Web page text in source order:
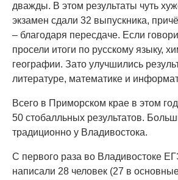
дважды. В этом результаты чуть
экзамен сдали 32 выпускника,
– благодаря пересдаче. Если
просели итоги по русскому языку,
географии. Зато улучшились
литературе, математике и
Всего в Приморском крае в этом
50 стобалльных результатов.
традиционно у Владивостока.
С первого раза во Владивостоке
написали 28 человек (27 в